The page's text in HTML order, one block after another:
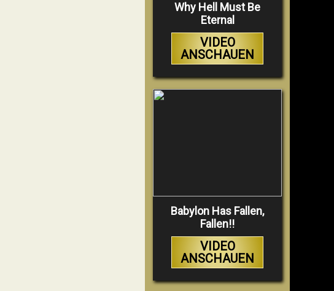
Why Hell Must Be
Eternal
VIDEO
ANSCHAUEN
Babylon Has Fallen,
Fallen!!
VIDEO
ANSCHAUEN